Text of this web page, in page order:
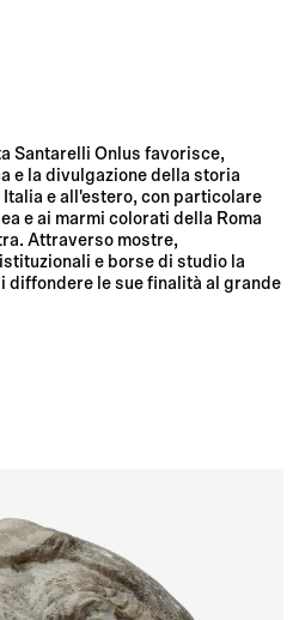
Santarelli Onlus favorisce,
e la divulgazione della storia
e all'estero, con particolare
e ai marmi colorati della Roma
Attraverso mostre,
e borse di studio la
diffondere le sue finalità al grande